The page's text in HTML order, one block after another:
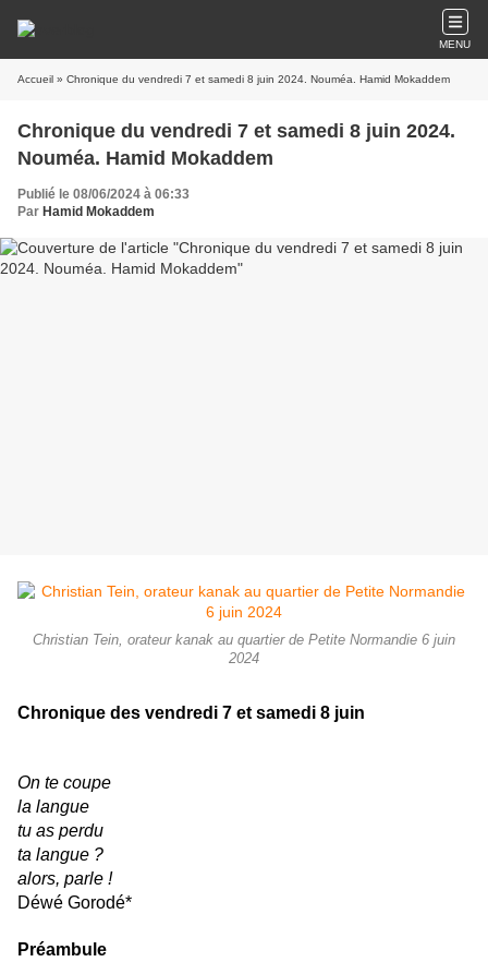
MENU
Accueil » Chronique du vendredi 7 et samedi 8 juin 2024. Nouméa. Hamid Mokaddem
Chronique du vendredi 7 et samedi 8 juin 2024.
Nouméa. Hamid Mokaddem
Publié le 08/06/2024 à 06:33
Par Hamid Mokaddem
Christian Tein, orateur kanak au quartier de Petite Normandie 6 juin
2024
Chronique des vendredi 7 et samedi 8 juin
On te coupe
la langue
tu as perdu
ta langue ?
alors, parle !
Déwé Gorodé*
Préambule